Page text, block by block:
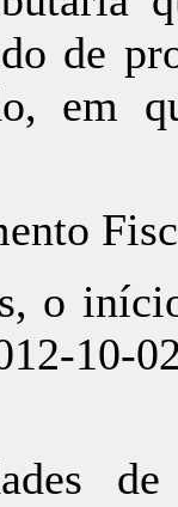
de
em
o
10-
de